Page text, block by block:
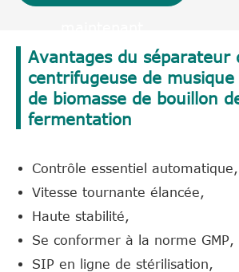
Avantages du séparateur
centrifugeuse de
de biomasse de bouillon
fermentation
Contrôle essentiel automatique,
Vitesse tournante élancée,
Haute stabilité,
Se conformer à la norme GMP,
SIP en ligne de stérilisation,